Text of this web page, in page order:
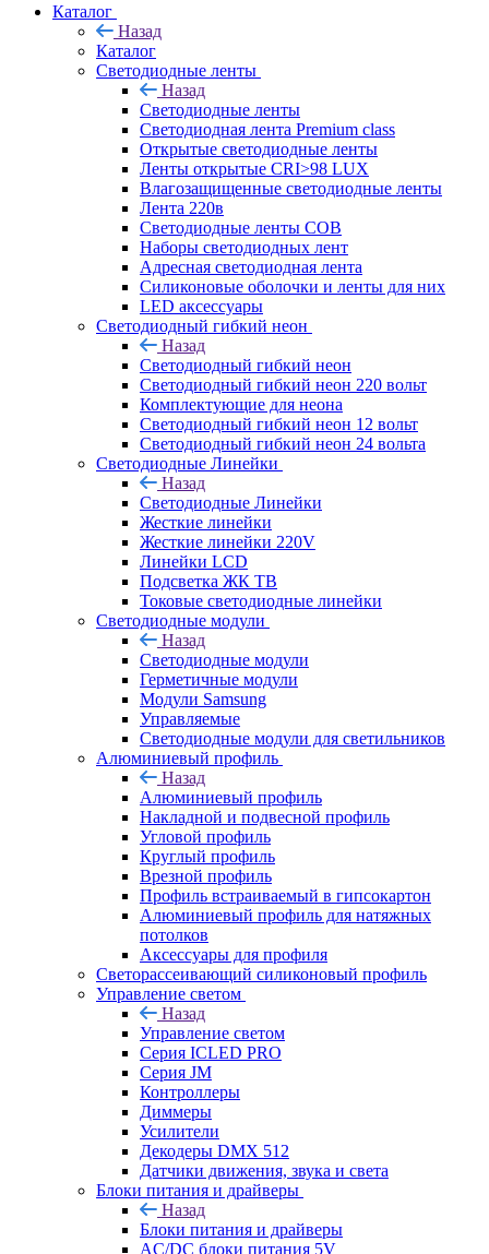
Каталог
Назад
Каталог
Светодиодные ленты
Назад
Светодиодные ленты
Светодиодная лента Premium class
Открытые светодиодные ленты
Ленты открытые CRI>98 LUX
Влагозащищенные светодиодные ленты
Лента 220в
Светодиодные ленты COB
Наборы светодиодных лент
Адресная светодиодная лента
Силиконовые оболочки и ленты для них
LED аксессуары
Светодиодный гибкий неон
Назад
Светодиодный гибкий неон
Светодиодный гибкий неон 220 вольт
Комплектующие для неона
Светодиодный гибкий неон 12 вольт
Светодиодный гибкий неон 24 вольта
Светодиодные Линейки
Назад
Светодиодные Линейки
Жесткие линейки
Жесткие линейки 220V
Линейки LCD
Подсветка ЖК ТВ
Токовые светодиодные линейки
Светодиодные модули
Назад
Светодиодные модули
Герметичные модули
Модули Samsung
Управляемые
Светодиодные модули для светильников
Алюминиевый профиль
Назад
Алюминиевый профиль
Накладной и подвесной профиль
Угловой профиль
Круглый профиль
Врезной профиль
Профиль встраиваемый в гипсокартон
Алюминиевый профиль для натяжных
потолков
Аксессуары для профиля
Светорассеивающий силиконовый профиль
Управление светом
Назад
Управление светом
Серия ICLED PRO
Серия JM
Контроллеры
Диммеры
Усилители
Декодеры DMX 512
Датчики движения, звука и света
Блоки питания и драйверы
Назад
Блоки питания и драйверы
AC/DC блоки питания 5V